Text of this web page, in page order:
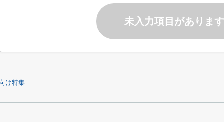
未入力項目があります
け特集